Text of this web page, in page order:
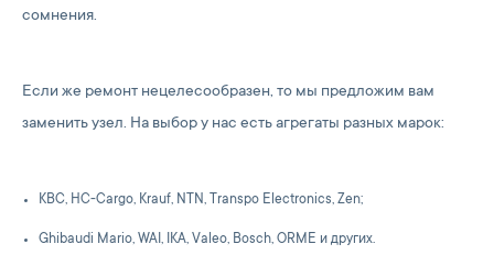
сомнения.
Если же ремонт нецелесообразен, то мы предложим вам
заменить узел. На выбор у нас есть агрегаты разных марок:
KBC, HC-Cargo, Krauf, NTN, Transpo Electronics, Zen;
Ghibaudi Mario, WAI, IKA, Valeo, Bosch, ORME и других.